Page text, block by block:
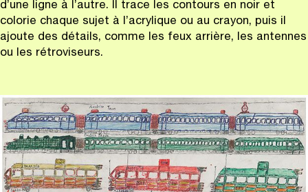
d’une ligne à l’autre. Il trace les contours en noir et
colorie chaque sujet à l’acrylique ou au crayon, puis il
ajoute des détails, comme les feux arrière, les antennes
ou les rétroviseurs.